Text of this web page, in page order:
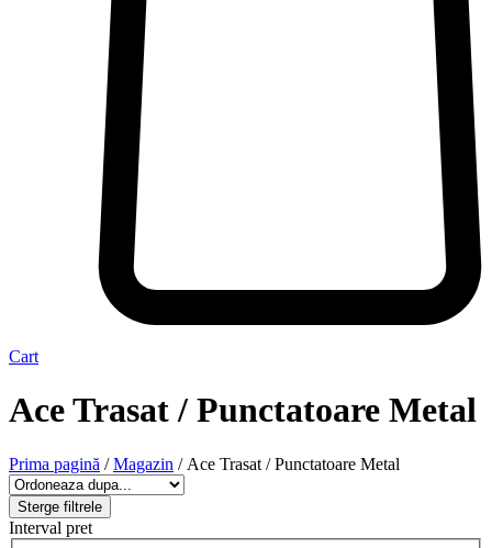
Cart
Ace Trasat / Punctatoare Metal
Prima pagină /Magazin / Ace Trasat / Punctatoare Metal
Sterge filtrele
Interval pret